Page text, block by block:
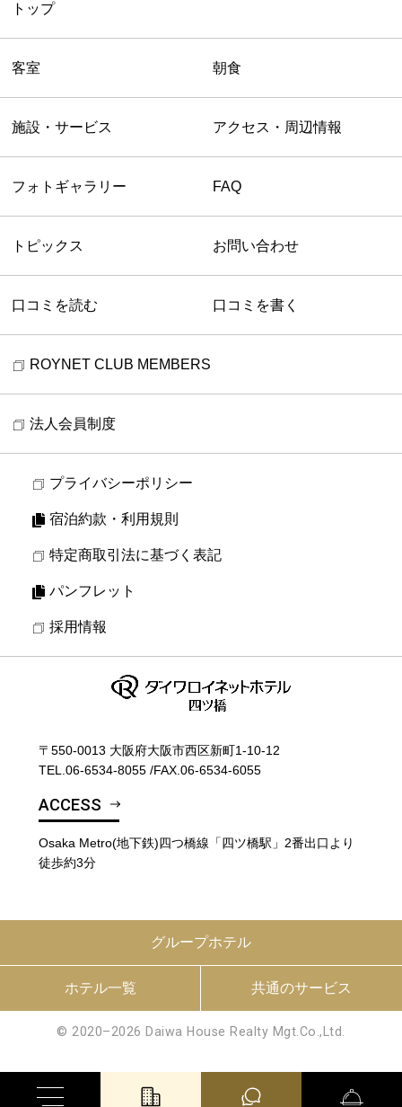
トップ
客室 朝食
施設・サービス アクセス・周辺情報
フォトギャラリー FAQ
トピックス お問い合わせ
口コミを読む 口コミを書く
ROYNET CLUB MEMBERS
法人会員制度
プライバシーポリシー
宿泊約款・利用規則
特定商取引法に基づく表記
パンフレット
採用情報
〒550-0013 大阪府大阪市西区新町1-10-12
TEL.06-6534-8055 /FAX.06-6534-6055
ACCESS
Osaka Metro(地下鉄)四つ橋線「四ツ橋駅」2番出口より
徒歩約3分
グループホテル
ホテル一覧 共通のサービス
© 2020–2026 Daiwa House Realty Mgt.Co.,Ltd.